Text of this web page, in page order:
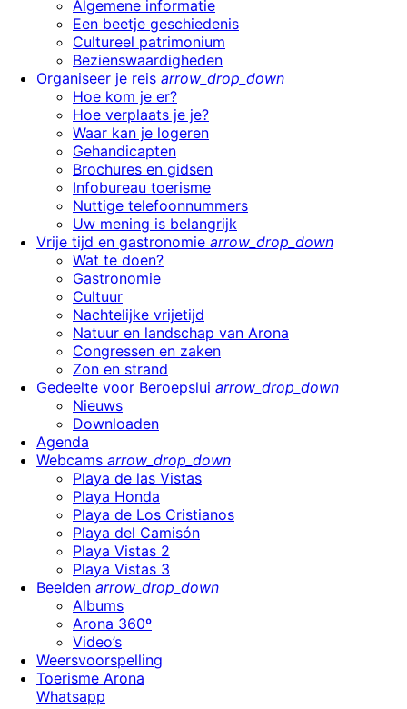
Algemene informatie
Een beetje geschiedenis
Cultureel patrimonium
Bezienswaardigheden
Organiseer je reis arrow_drop_down
Hoe kom je er?
Hoe verplaats je je?
Waar kan je logeren
Gehandicapten
Brochures en gidsen
Infobureau toerisme
Nuttige telefoonnummers
Uw mening is belangrijk
Vrije tijd en gastronomie arrow_drop_down
Wat te doen?
Gastronomie
Cultuur
Nachtelijke vrijetijd
Natuur en landschap van Arona
Congressen en zaken
Zon en strand
Gedeelte voor Beroepslui arrow_drop_down
Nieuws
Downloaden
Agenda
Webcams arrow_drop_down
Playa de las Vistas
Playa Honda
Playa de Los Cristianos
Playa del Camisón
Playa Vistas 2
Playa Vistas 3
Beelden arrow_drop_down
Albums
Arona 360º
Video’s
Weersvoorspelling
Toerisme Arona
Whatsapp